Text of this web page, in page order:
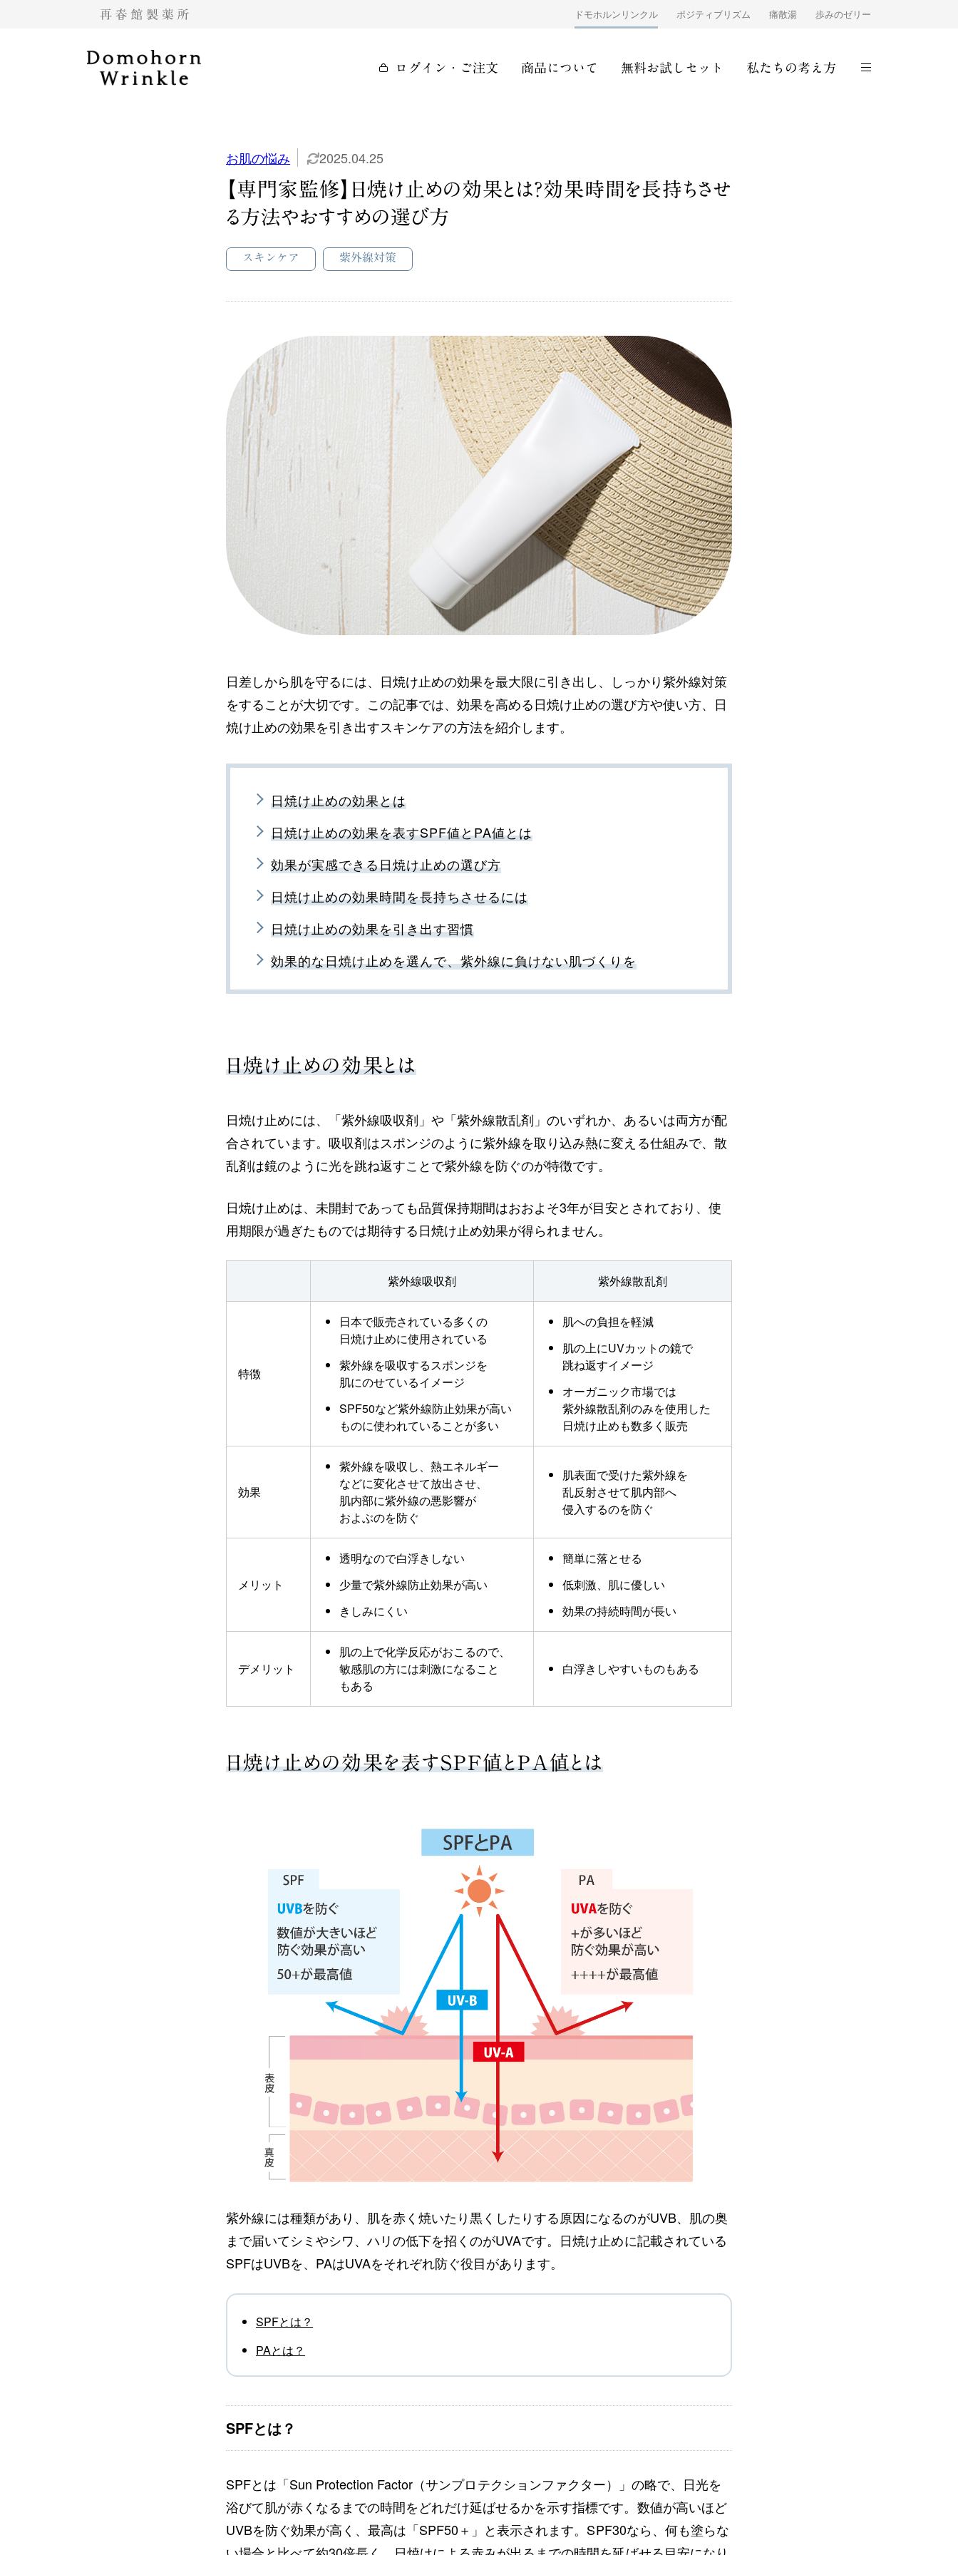
ドモホルンリンクル ポジティブリズム 痛散湯 歩みのゼリー
ログイン・ご注文 商品について 無料お試しセット 私たちの考え方
お肌の悩み 2025.04.25
【専門家監修】日焼け止めの効果とは？効果時間を長持ちさせ
る方法やおすすめの選び方
スキンケア 紫外線対策
日差しから肌を守るには、日焼け止めの効果を最大限に引き出し、しっかり紫外線対策
をすることが大切です。この記事では、効果を高める日焼け止めの選び方や使い方、日
焼け止めの効果を引き出すスキンケアの方法を紹介します。
日焼け止めの効果とは
日焼け止めの効果を表すSPF値とPA値とは
効果が実感できる日焼け止めの選び方
日焼け止めの効果時間を長持ちさせるには
日焼け止めの効果を引き出す習慣
効果的な日焼け止めを選んで、紫外線に負けない肌づくりを
日焼け止めの効果とは
日焼け止めには、「紫外線吸収剤」や「紫外線散乱剤」のいずれか、あるいは両方が配
合されています。吸収剤はスポンジのように紫外線を取り込み熱に変える仕組みで、散
乱剤は鏡のように光を跳ね返すことで紫外線を防ぐのが特徴です。
日焼け止めは、未開封であっても品質保持期間はおおよそ3年が目安とされており、使
用期限が過ぎたものでは期待する日焼け止め効果が得られません。
紫外線吸収剤 紫外線散乱剤
特徴
日本で販売されている多くの
日焼け止めに使用されている
紫外線を吸収するスポンジを
肌にのせているイメージ
SPF50など紫外線防止効果が高い
ものに使われていることが多い
肌への負担を軽減
肌の上にUVカットの鏡で
跳ね返すイメージ
オーガニック市場では
紫外線散乱剤のみを使用した
日焼け止めも数多く販売
効果
紫外線を吸収し、熱エネルギー
などに変化させて放出させ、
肌内部に紫外線の悪影響が
およぶのを防ぐ
肌表面で受けた紫外線を
乱反射させて肌内部へ
侵入するのを防ぐ
メリット
透明なので白浮きしない
少量で紫外線防止効果が高い
きしみにくい
簡単に落とせる
低刺激、肌に優しい
効果の持続時間が長い
デメリット
肌の上で化学反応がおこるので、
敏感肌の方には刺激になること
もある
白浮きしやすいものもある
日焼け止めの効果を表すSPF値とPA値とは
紫外線には種類があり、肌を赤く焼いたり黒くしたりする原因になるのがUVB、肌の奥
まで届いてシミやシワ、ハリの低下を招くのがUVAです。日焼け止めに記載されている
SPFはUVBを、PAはUVAをそれぞれ防ぐ役目があります。
SPFとは？
PAとは？
SPFとは？
SPFとは「Sun Protection Factor（サンプロテクションファクター）」の略で、日光を
浴びて肌が赤くなるまでの時間をどれだけ延ばせるかを示す指標です。数値が高いほど
UVBを防ぐ効果が高く、最高は「SPF50＋」と表示されます。SPF30なら、何も塗らな